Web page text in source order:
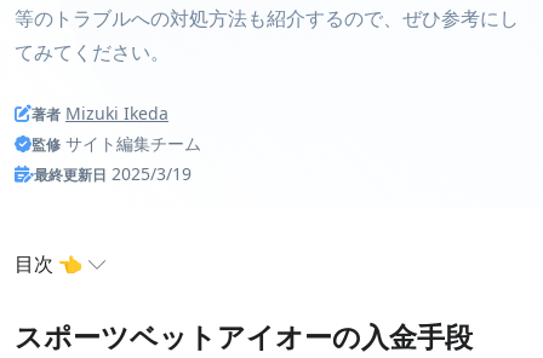
等のトラブルへの対処方法も紹介するので、ぜひ参考にし
てみてください。
著者 Mizuki Ikeda
監修 サイト編集チーム
最終更新日 2025/3/19
目次 👈
スポーツベットアイオーの入金手段
スポーツベットアイオーの入金手段